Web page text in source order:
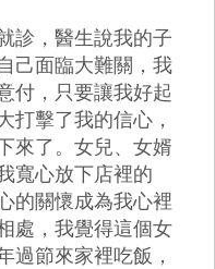
，醫生說我的子
己面臨大難關，我
付，只要讓我好起
打擊了我的信心，
來了。女兒、女婿
寬心放下店裡的
的關懷成為我心裡
處，我覺得這個女
過節來家裡吃飯，